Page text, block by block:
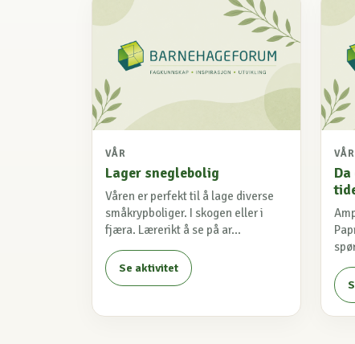
VÅR
Lager sneglebolig
Våren er perfekt til å lage diverse
småkrypboliger. I skogen eller i
fjæra. Lærerikt å se på ar...
Se aktivitet
VÅR